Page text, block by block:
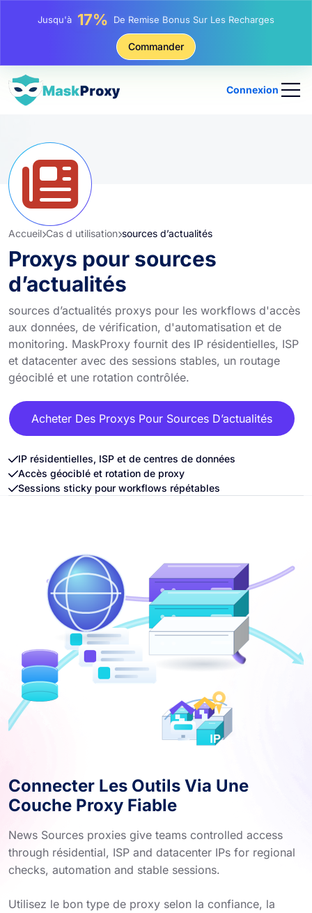
Jusqu'à25%Remise Sur Les Achats Statiques IP
Remise Sur Les Achats Tournants IP
Commander
Connexion
Accueil Cas d utilisation sources d’actualités
Proxys pour sources
d’actualités
sources d’actualités proxys pour les workflows d'accès
aux données, de vérification, d'automatisation et de
monitoring. MaskProxy fournit des IP résidentielles, ISP
et datacenter avec des sessions stables, un routage
géociblé et une rotation contrôlée.
Acheter Des Proxys Pour Sources D’actualités
IP résidentielles, ISP et de centres de données
Accès géociblé et rotation de proxy
Sessions sticky pour workflows répétables
Connecter Les Outils Via Une
Couche Proxy Fiable
News Sources proxies give teams controlled access
through résidential, ISP and datacenter IPs for regional
checks, automation and stable sessions.
Utilisez le bon type de proxy selon la confiance, la